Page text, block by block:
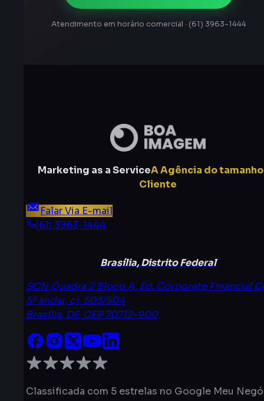
Atendimento em horário comercial · (61) 3963-1444
Marketing as a ServiceA Agência do
Cliente
Falar Via E-mail
(61) 3963-1444
Brasília, Distrito Federal
SCN Quadra 2 Bloco A, Ed. Corporate Financial
5º andar, cj. 503/504
Brasília, DF, CEP70712-900
Classificada com 5 estrelas no Google Meu